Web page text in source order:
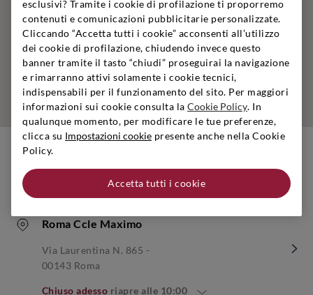
Roma Ccle Maximo
Via Laurentina N. 865 -
00143 Roma
Chiuso adesso riapre alle 10:00
esclusivi? Tramite i cookie di profilazione ti proporremo
contenuti e comunicazioni pubblicitarie personalizzate.
Cliccando “Accetta tutti i cookie” acconsenti all’utilizzo
dei cookie di profilazione, chiudendo invece questo
banner tramite il tasto “chiudi” proseguirai la navigazione
e rimarranno attivi solamente i cookie tecnici,
indispensabili per il funzionamento del sito. Per maggiori
informazioni sui cookie consulta la Cookie Policy. In
qualunque momento, per modificare le tue preferenze,
clicca su Impostazioni cookie presente anche nella Cookie
Policy.
Accetta tutti i cookie